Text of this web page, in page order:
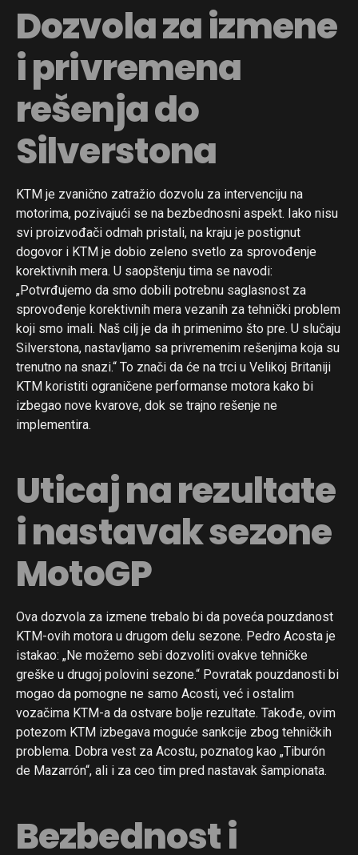
Dozvola za izmene
i privremena
rešenja do
Silverstona
KTM je zvanično zatražio dozvolu za intervenciju na
motorima, pozivajući se na bezbednosni aspekt. Iako nisu
svi proizvođači odmah pristali, na kraju je postignut
dogovor i KTM je dobio zeleno svetlo za sprovođenje
korektivnih mera. U saopštenju tima se navodi:
„Potvrđujemo da smo dobili potrebnu saglasnost za
sprovođenje korektivnih mera vezanih za tehnički problem
koji smo imali. Naš cilj je da ih primenimo što pre. U slučaju
Silverstona, nastavljamo sa privremenim rešenjima koja su
trenutno na snazi.“ To znači da će na trci u Velikoj Britaniji
KTM koristiti ograničene performanse motora kako bi
izbegao nove kvarove, dok se trajno rešenje ne
implementira.
Uticaj na rezultate
i nastavak sezone
MotoGP
Ova dozvola za izmene trebalo bi da poveća pouzdanost
KTM-ovih motora u drugom delu sezone. Pedro Acosta je
istakao: „Ne možemo sebi dozvoliti ovakve tehničke
greške u drugoj polovini sezone.“ Povratak pouzdanosti bi
mogao da pomogne ne samo Acosti, već i ostalim
vozačima KTM-a da ostvare bolje rezultate. Takođe, ovim
potezom KTM izbegava moguće sankcije zbog tehničkih
problema. Dobra vest za Acostu, poznatog kao „Tiburón
de Mazarrón“, ali i za ceo tim pred nastavak šampionata.
Bezbednost i